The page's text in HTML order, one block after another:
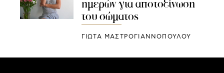
ημερών για αποτοξίνωση
του σώματος
ΓΙΩΤΑ ΜΑΣΤΡΟΓΙΑΝΝΟΠΟΥΛΟΥ